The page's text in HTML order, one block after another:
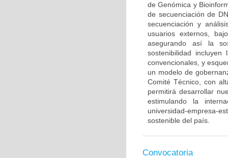
de Genómica y
de secuenciación de
secuenciación y
usuarios externos,
asegurando así la
sostenibilidad
convencionales, y
un modelo de
Comité Técnico, con
permitirá desarrollar
estimulando la
universidad-empresa-
sostenible del país.
Convocatoria